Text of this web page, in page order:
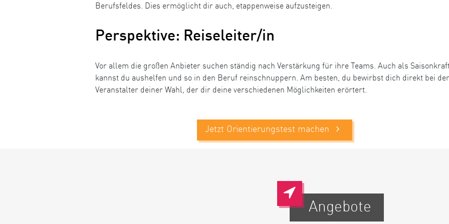
Berufsfeldes. Dies ermöglicht dir auch, etappenweise aufzusteigen.
Perspektive: Reiseleiter/in
Vor allem die großen Anbieter suchen ständig nach Verstärkung für ihre Teams. Auch als
kannst du aushelfen und so in den Beruf reinschnuppern. Am besten, du bewirbst dich direkt bei
Veranstalter deiner Wahl, der dir deine verschiedenen Möglichkeiten erörtert.
Jetzt Orientierungstest machen
Angebote